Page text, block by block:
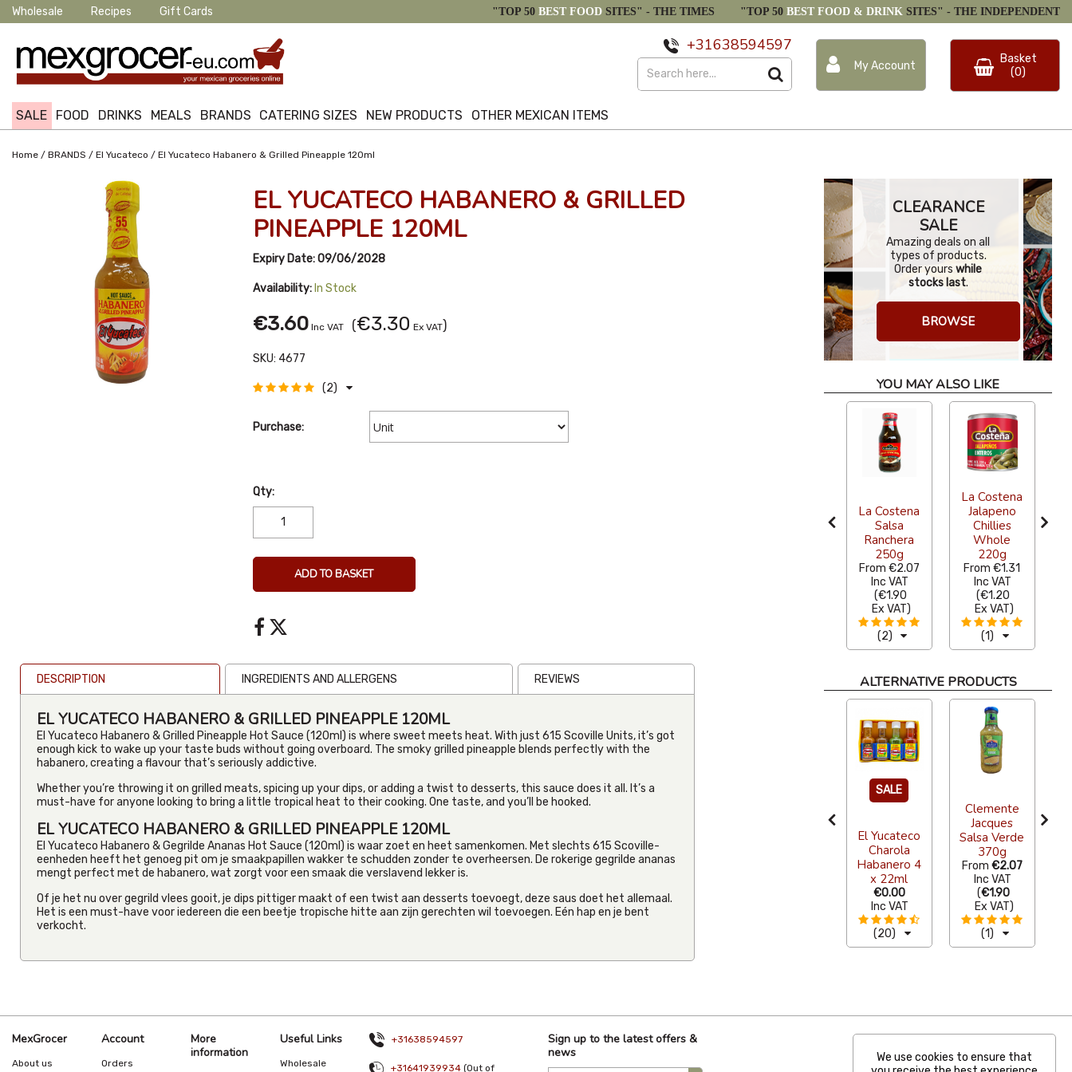
Wholesale Recipes Gift Cards "TOP 50 BEST FOOD SITES" - THE TIMES "TOP 50 BEST FOOD & DRINK SITES" - THE INDEPENDENT
SALE FOOD DRINKS MEALS BRANDS CATERING SIZES NEW PRODUCTS OTHER MEXICAN ITEMS
+31638594597
My Account
Basket
(0)
Home / BRANDS / El Yucateco / El Yucateco Habanero & Grilled Pineapple 120ml
EL YUCATECO HABANERO & GRILLED
PINEAPPLE 120ML
Expiry Date:09/06/2028
Availability: In Stock
€3.60 Inc VAT (€3.30 Ex VAT)
SKU: 4677
(2)
Purchase:
Qty:
ADD TO BASKET
DESCRIPTION INGREDIENTS AND ALLERGENS REVIEWS
EL YUCATECO HABANERO & GRILLED PINEAPPLE 120ML
El Yucateco Habanero & Grilled Pineapple Hot Sauce (120ml) is where sweet meets heat. With just 615 Scoville Units, it’s got
enough kick to wake up your taste buds without going overboard. The smoky grilled pineapple blends perfectly with the
habanero, creating a flavour that’s seriously addictive.
Whether you’re throwing it on grilled meats, spicing up your dips, or adding a twist to desserts, this sauce does it all. It’s a
must-have for anyone looking to bring a little tropical heat to their cooking. One taste, and you’ll be hooked.
EL YUCATECO HABANERO & GRILLED PINEAPPLE 120ML
El Yucateco Habanero & Gegrilde Ananas Hot Sauce (120ml) is waar zoet en heet samenkomen. Met slechts 615 Scoville-
eenheden heeft het genoeg pit om je smaakpapillen wakker te schudden zonder te overheersen. De rokerige gegrilde ananas
mengt perfect met de habanero, wat zorgt voor een smaak die verslavend lekker is.
Of je het nu over gegrild vlees gooit, je dips pittiger maakt of een twist aan desserts toevoegt, deze saus doet het allemaal.
Het is een must-have voor iedereen die een beetje tropische hitte aan zijn gerechten wil toevoegen. Eén hap en je bent
verkocht.
CLEARANCE
SALE
Amazing deals on all
types of products.
Order yours while
stocks last.
BROWSE
YOU MAY ALSO LIKE
La Costena
Salsa
Ranchera
250g
From €2.07
Inc VAT
(€1.90
Ex VAT)
(2)
La Costena
Jalapeno
Chillies
Whole
220g
From€1.31
Inc VAT
(€1.20
Ex VAT)
(1)
ALTERNATIVE PRODUCTS
From
(
Ex VAT
SALE
El Yucateco
Charola
Habanero 4
x 22ml
€0.00
Inc VAT
(20)
Clemente
Jacques
Salsa Verde
370g
From €2.07
Inc VAT
(€1.90
Ex VAT)
(1)
MexGrocer
About us
Account
Orders
More
information
Useful Links
Wholesale
+31638594597
+31641939934 (Out of
Sign up to the latest offers &
news
We use cookies to ensure that